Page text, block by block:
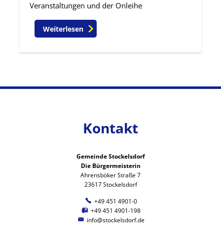
Veranstaltungen und der Onleihe
Weiterlesen
Kontakt
Gemeinde Stockelsdorf
Die Bürgermeisterin
Ahrensböker Straße 7
23617 Stockelsdorf
+49 451 4901-0
+49 451 4901-198
info@stockelsdorf.de